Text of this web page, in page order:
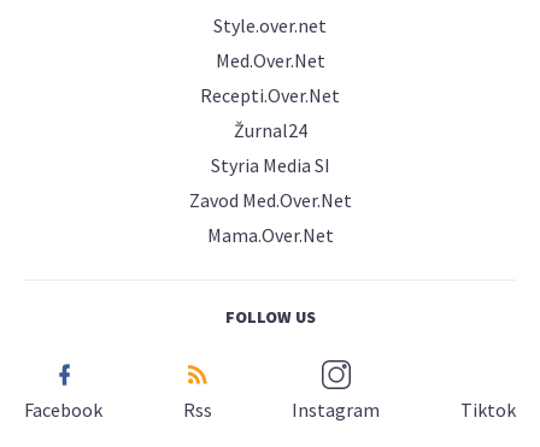
Style.over.net
Med.Over.Net
Recepti.Over.Net
Žurnal24
Styria Media SI
Zavod Med.Over.Net
Mama.Over.Net
FOLLOW US
Facebook Rss Instagram Tiktok